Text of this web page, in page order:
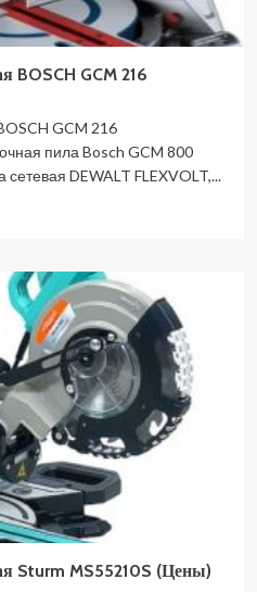
BOSCH GCM 216
GCM 216
пила Bosch GCM 800
DEWALT FLEXVOLT,...
Sturm MS55210S (Цены)